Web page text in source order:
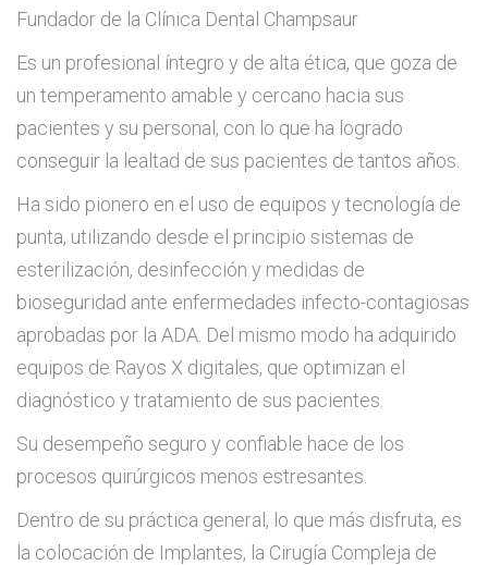
Fundador de la Clínica Dental Champsaur
Es un profesional íntegro y de alta ética, que goza de
un temperamento amable y cercano hacia sus
pacientes y su personal, con lo que ha logrado
conseguir la lealtad de sus pacientes de tantos años.
Ha sido pionero en el uso de equipos y tecnología de
punta, utilizando desde el principio sistemas de
esterilización, desinfección y medidas de
bioseguridad ante enfermedades infecto-contagiosas
aprobadas por la ADA. Del mismo modo ha adquirido
equipos de Rayos X digitales, que optimizan el
diagnóstico y tratamiento de sus pacientes.
Su desempeño seguro y confiable hace de los
procesos quirúrgicos menos estresantes.
Dentro de su práctica general, lo que más disfruta, es
la colocación de Implantes, la Cirugía Compleja de